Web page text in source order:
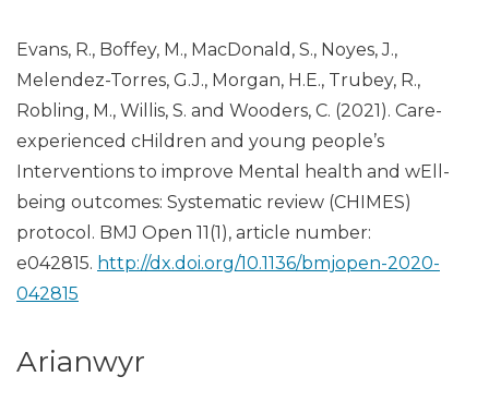
Evans, R., Boffey, M., MacDonald, S., Noyes, J.,
Melendez-Torres, G.J., Morgan, H.E., Trubey, R.,
Robling, M., Willis, S. and Wooders, C. (2021). Care-
experienced cHildren and young people’s
Interventions to improve Mental health and wEll-
being outcomes: Systematic review (CHIMES)
protocol. BMJ Open 11(1), article number:
e042815. http://dx.doi.org/10.1136/bmjopen-2020-
042815
Arianwyr